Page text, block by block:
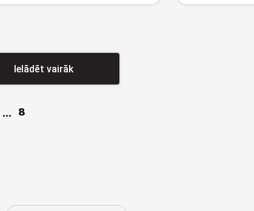
Ielādēt vairāk
8